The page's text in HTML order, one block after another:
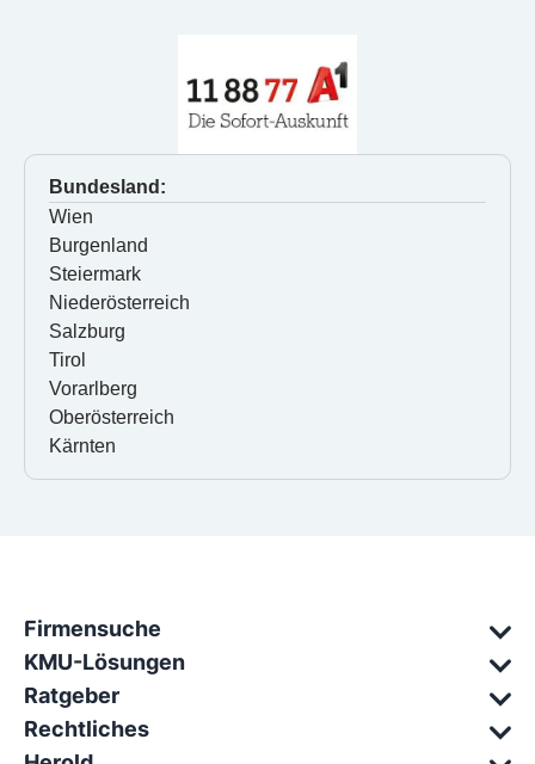
Bundesland:
Wien
Burgenland
Steiermark
Niederösterreich
Salzburg
Tirol
Vorarlberg
Oberösterreich
Kärnten
Firmensuche
KMU-Lösungen
Ratgeber
Rechtliches